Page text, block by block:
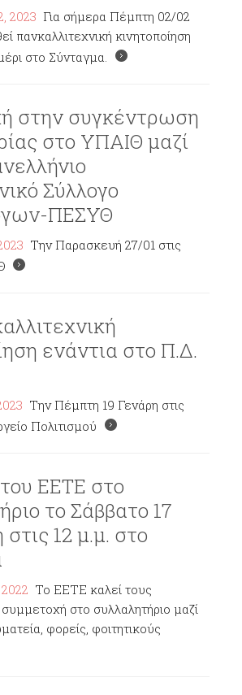
2023 Για σήμερα Πέμπτη 02/02
πανκαλλιτεχνική κινητοποίηση
στο Σύνταγμα.
στην συγκέντρωση
στο ΥΠΑΙΘ μαζί
Σύλλογο
ΠΕΣΥΘ
Την Παρασκευή 27/01 στις
ενάντια στο Π.Δ.
Την Πέμπτη 19 Γενάρη στις
Πολιτισμού
ΕΕΤΕ στο
το Σάββατο 17
12 μ.μ. στο
Το ΕΕΤΕ καλεί τους
στο συλλαλητήριο μαζί
φορείς, φοιτητικούς